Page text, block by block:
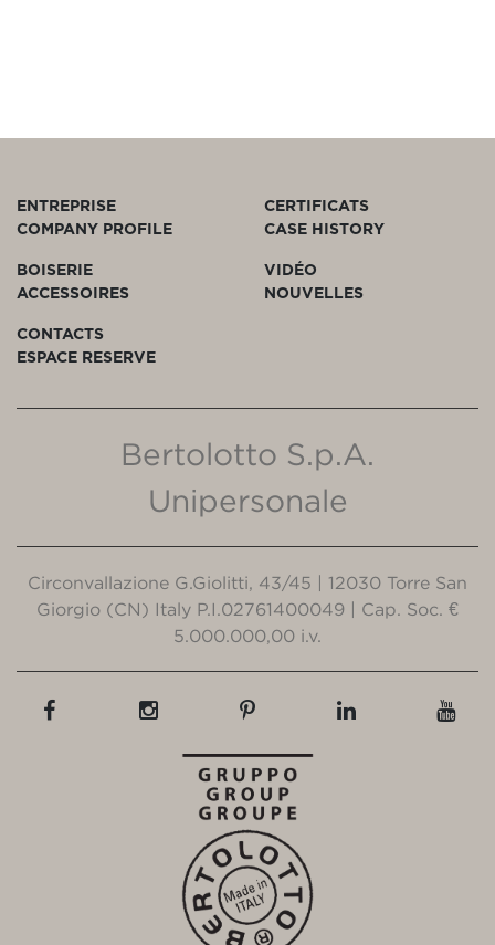
ENTREPRISE
COMPANY PROFILE
CERTIFICATS
CASE HISTORY
BOISERIE
ACCESSOIRES
VIDÉO
NOUVELLES
CONTACTS
ESPACE RESERVE
Bertolotto S.p.A.
Unipersonale
Circonvallazione G.Giolitti, 43/45 | 12030 Torre San
Giorgio (CN) Italy P.I.02761400049 | Cap. Soc. €
5.000.000,00 i.v.